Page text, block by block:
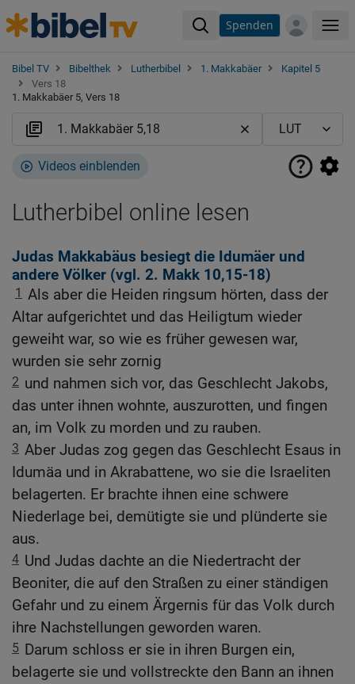
Spenden
Bibel TV Bibelthek Lutherbibel 1. Makkabäer
Kapitel 5
Vers 18
1. Makkabäer 5, Vers 18
Videos einblenden
Lutherbibel online lesen
Judas Makkabäus besiegt die Idumäer und
andere Völker (vgl. 2. Makk 10,15-18)
1 Als aber die Heiden ringsum hörten, dass der
Altar aufgerichtet und das Heiligtum wieder
geweiht war, so wie es früher gewesen war,
wurden sie sehr zornig
2 und nahmen sich vor, das Geschlecht Jakobs,
das unter ihnen wohnte, auszurotten, und fingen
an, im Volk zu morden und zu rauben.
3 Aber Judas zog gegen das Geschlecht Esaus in
Idumäa und in Akrabattene, wo sie die Israeliten
belagerten. Er brachte ihnen eine schwere
Niederlage bei, demütigte sie und plünderte sie
aus.
4 Und Judas dachte an die Niedertracht der
Beoniter, die auf den Straßen zu einer ständigen
Gefahr und zu einem Ärgernis für das Volk durch
ihre Nachstellungen geworden waren.
5 Darum schloss er sie in ihren Burgen ein,
belagerte sie und vollstreckte den Bann an ihnen